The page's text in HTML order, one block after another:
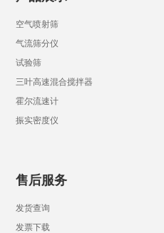
空气喷射筛
气流筛分仪
试验筛
三叶高速混合搅拌器
霍尔流速计
振实密度仪
售后服务
发货查询
发票下载